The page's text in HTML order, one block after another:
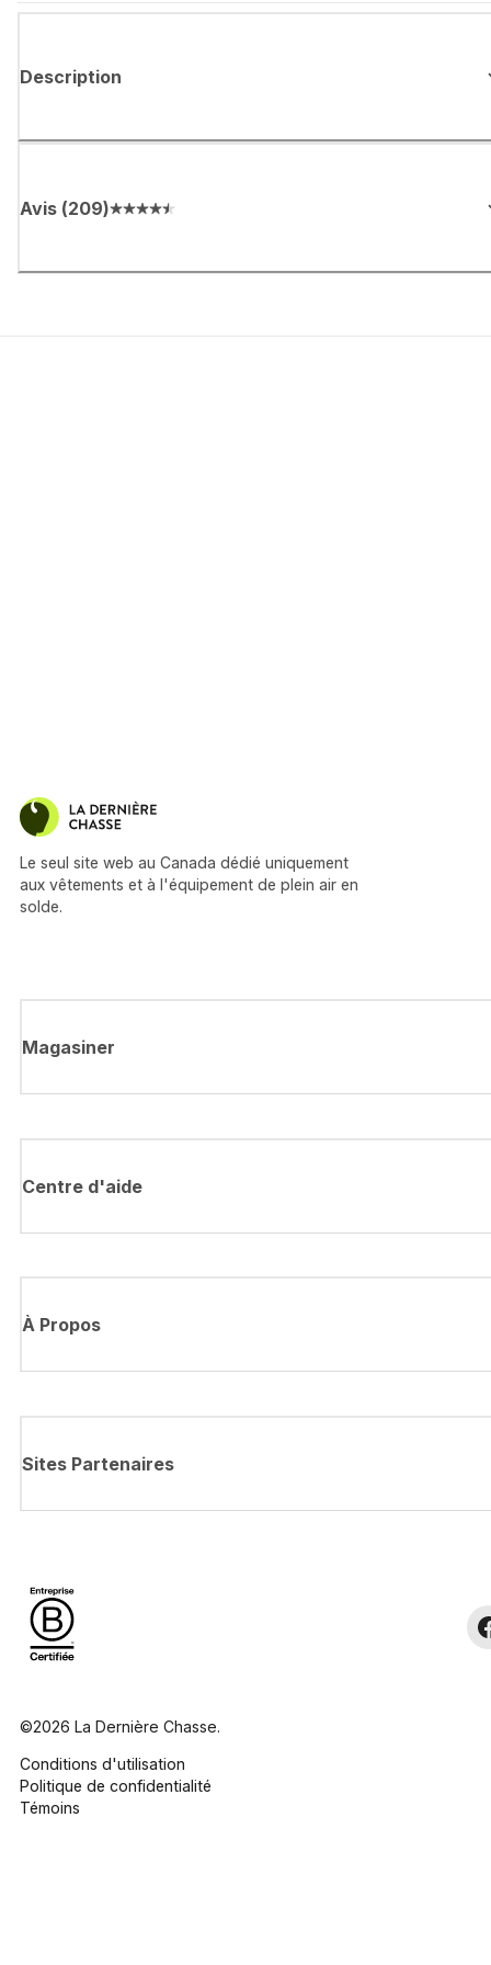
Description
Avis (209)
Le seul site web au Canada dédié uniquement
aux vêtements et à l'équipement de plein air en
solde.
Magasiner
Centre d'aide
À Propos
Sites Partenaires
©2026 La Dernière Chasse.
Conditions d'utilisation
Politique de confidentialité
Témoins